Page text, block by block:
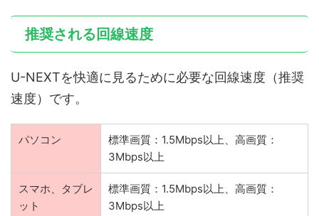
推奨される回線速度
U-NEXTを快適に見るために必要な回線速度（推奨
速度）です。
パソコン
標準画質：1.5Mbps以上、高画質：
3Mbps以上
スマホ、タブレ
ット
標準画質：1.5Mbps以上、高画質：
3Mbps以上